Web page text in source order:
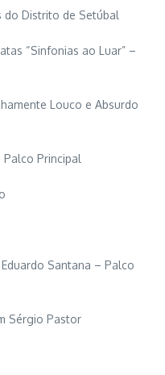
do Distrito de Setúbal
“Sinfonias ao Luar” –
Louco e Absurdo
Principal
Santana – Palco
Sérgio Pastor